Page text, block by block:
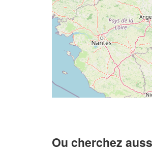
Ou cherchez